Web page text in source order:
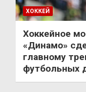
ХОККЕЙ
Хоккейное
«Динамо»
главному
футбольных